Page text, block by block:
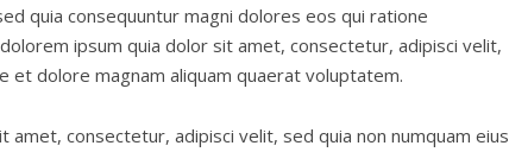
quia consequuntur magni dolores eos qui ratione
ipsum quia dolor sit amet, consectetur, adipisci velit,
et dolore magnam aliquam quaerat voluptatem.
consectetur, adipisci velit, sed quia non numquam eius